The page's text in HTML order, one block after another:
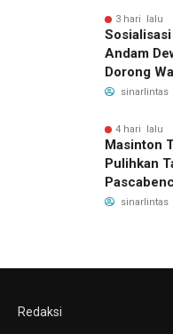
3 hari lalu
Andam
Dorong
Daftarsinarlintas
4 hari lalu
Masinton
Pulihkan
Tugassinarlintas
Redaksi